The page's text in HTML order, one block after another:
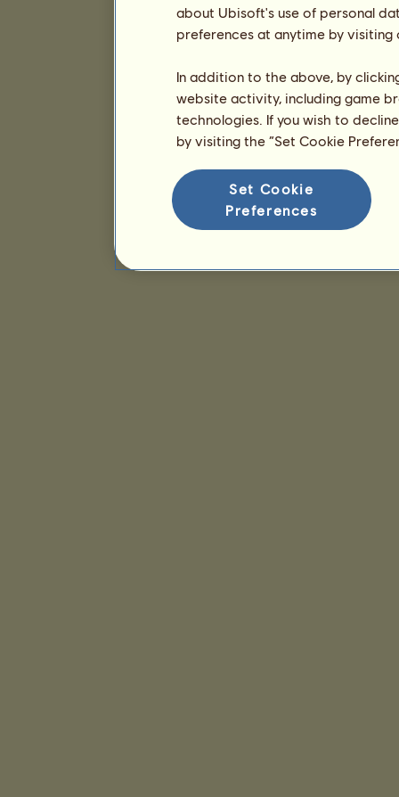
about Ubisoft's use of personal
preferences at anytime by
In addition to the above, by
website activity, including game
technologies. If you wish to
by visiting the “Set Cookie
Set Cookie
Preferences